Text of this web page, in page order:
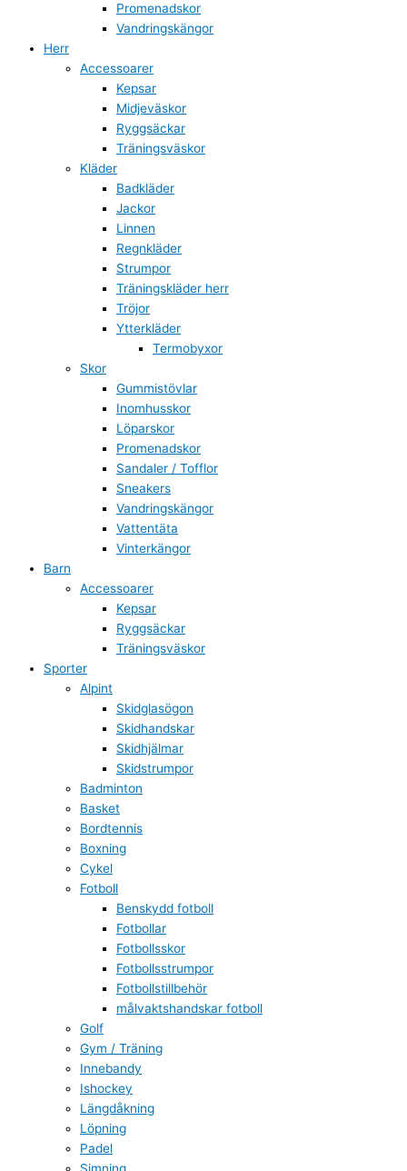
Promenadskor
Vandringskängor
Herr
Accessoarer
Kepsar
Midjeväskor
Ryggsäckar
Träningsväskor
Kläder
Badkläder
Jackor
Linnen
Regnkläder
Strumpor
Träningskläder herr
Tröjor
Ytterkläder
Termobyxor
Skor
Gummistövlar
Inomhusskor
Löparskor
Promenadskor
Sandaler / Tofflor
Sneakers
Vandringskängor
Vattentäta
Vinterkängor
Barn
Accessoarer
Kepsar
Ryggsäckar
Träningsväskor
Sporter
Alpint
Skidglasögon
Skidhandskar
Skidhjälmar
Skidstrumpor
Badminton
Basket
Bordtennis
Boxning
Cykel
Fotboll
Benskydd fotboll
Fotbollar
Fotbollsskor
Fotbollsstrumpor
Fotbollstillbehör
målvaktshandskar fotboll
Golf
Gym / Träning
Innebandy
Ishockey
Längdåkning
Löpning
Padel